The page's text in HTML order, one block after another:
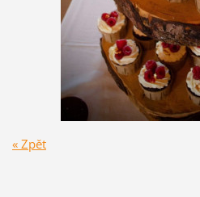
« Zpět